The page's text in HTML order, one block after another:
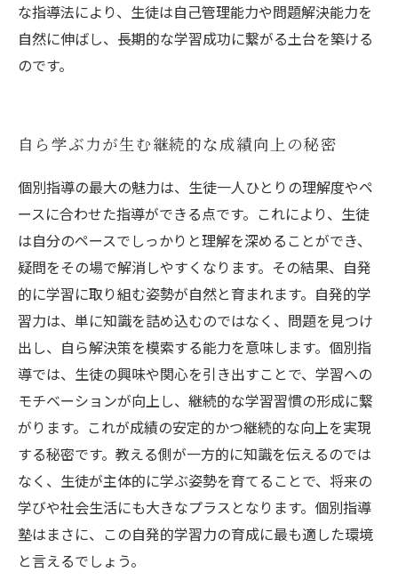
な指導法により、生徒は自己管理能力や問題解決能力を
自然に伸ばし、長期的な学習成功に繋がる土台を築ける
のです。
自ら学ぶ力が生む継続的な成績向上の秘密
個別指導の最大の魅力は、生徒一人ひとりの理解度やペ
ースに合わせた指導ができる点です。これにより、生徒
は自分のペースでしっかりと理解を深めることができ、
疑問をその場で解消しやすくなります。その結果、自発
的に学習に取り組む姿勢が自然と育まれます。自発的学
習力は、単に知識を詰め込むのではなく、問題を見つけ
出し、自ら解決策を模索する能力を意味します。個別指
導では、生徒の興味や関心を引き出すことで、学習への
モチベーションが向上し、継続的な学習習慣の形成に繋
がります。これが成績の安定的かつ継続的な向上を実現
する秘密です。教える側が一方的に知識を伝えるのでは
なく、生徒が主体的に学ぶ姿勢を育てることで、将来の
学びや社会生活にも大きなプラスとなります。個別指導
塾はまさに、この自発的学習力の育成に最も適した環境
と言えるでしょう。